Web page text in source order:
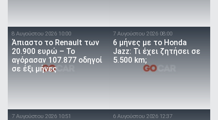
8 Αυγούστου 2026 10:00
Άπιαστο το Renault των
20.900 ευρώ – Το
αγόρασαν 107.877 οδηγοί
σε έξι μήνες
7 Αυγούστου 2026 08:00
6 μήνες με το Honda
Jazz: Τι έχει ζητήσει σε
5.500 km;
7 Αυγούστου 2026 10:51 6 Αυγούστου 2026 12:37